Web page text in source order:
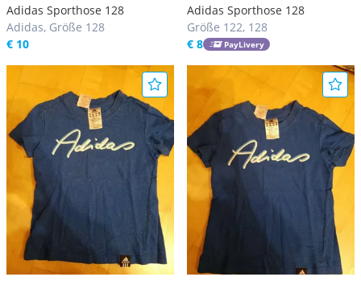
Adidas Sporthose 128
Adidas, Größe 128
€ 10
Adidas Sporthose 128
Größe 122, 128
€ 8
PayLivery